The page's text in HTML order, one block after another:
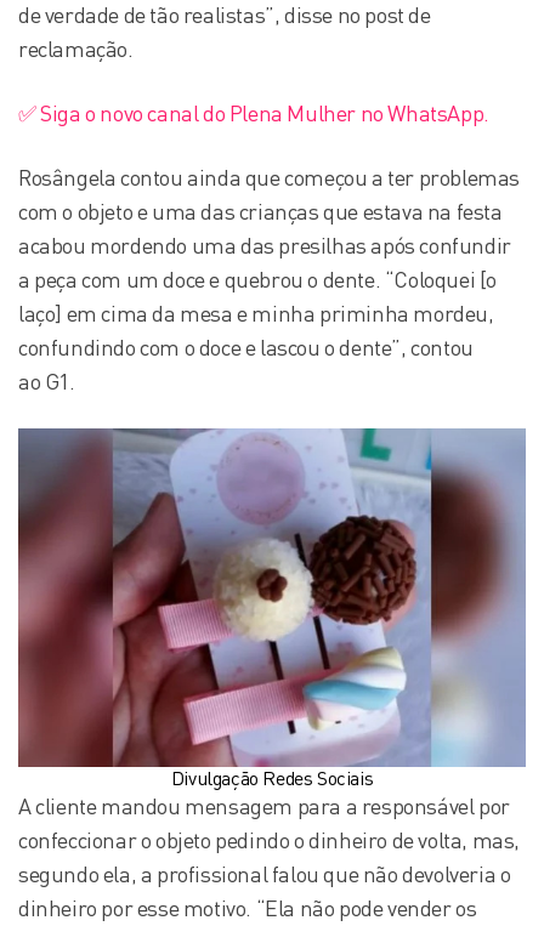
de verdade de tão realistas”, disse no post de
reclamação.
✅ Siga o novo canal do Plena Mulher no WhatsApp.
Rosângela contou ainda que começou a ter problemas
com o objeto e uma das crianças que estava na festa
acabou mordendo uma das presilhas após confundir
a peça com um doce e quebrou o dente. “Coloquei [o
laço] em cima da mesa e minha priminha mordeu,
confundindo com o doce e lascou o dente”, contou
ao G1.
Divulgação Redes Sociais
A cliente mandou mensagem para a responsável por
confeccionar o objeto pedindo o dinheiro de volta, mas,
segundo ela, a profissional falou que não devolveria o
dinheiro por esse motivo. “Ela não pode vender os